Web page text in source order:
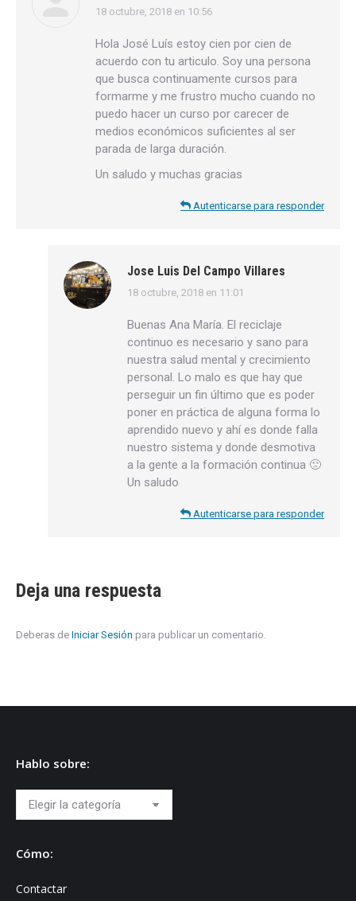
dice:
18 octubre, 2018 en 10:56
Hola José Luís estoy cien por cien de
acuerdo con tu articulo. Soy una persona
que busca continuamente cursos para
formarme y me frustro mucho cuando no
puedo hacer un curso por carecer de
medios económicos suficientes al ser
parada de larga duración.
Un saludo y muchas gracias
Autenticarse para responder
Jose Luis Del Campo Villares
dice:
18 octubre, 2018 en 11:01
Buenas Ana María. El reciclaje
continuo es necesario y sano para
nuestra salud mental y crecimiento
personal. Lo malo es que hay que
perseguir un fin último que es poder
poner en práctica de alguna forma lo
aprendido nuevo y ahí es donde falla
nuestro sistema y donde desmotiva
a la gente a la formación continua 🙁
Un saludo
Autenticarse para responder
Deja una respuesta
Deberas de Iniciar Sesión para publicar un comentario.
Hablo sobre:
Hablo
sobre:
Cómo:
Contactar